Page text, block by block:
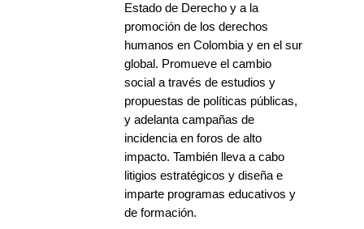
Estado de Derecho y a la
promoción de los derechos
humanos en Colombia y en el sur
global. Promueve el cambio
social a través de estudios y
propuestas de políticas públicas,
y adelanta campañas de
incidencia en foros de alto
impacto. También lleva a cabo
litigios estratégicos y diseña e
imparte programas educativos y
de formación.